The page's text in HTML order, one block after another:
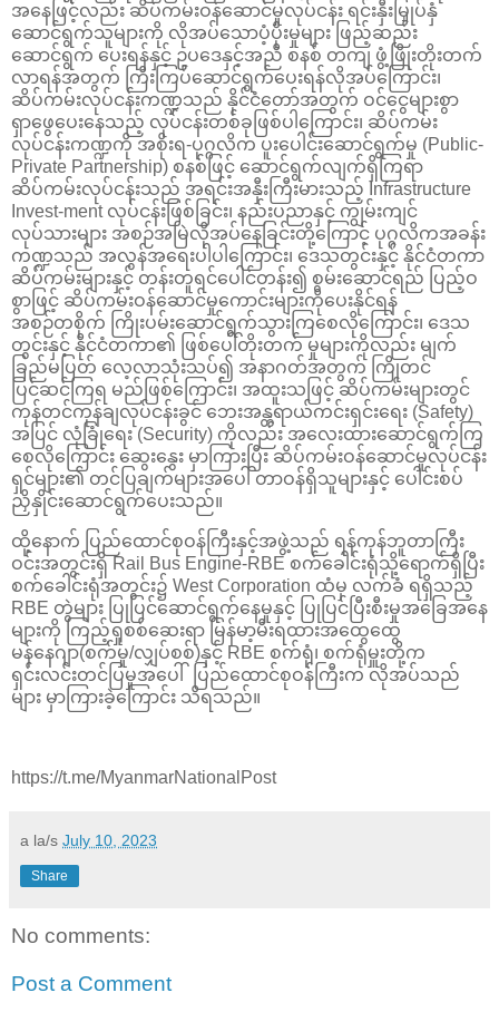
အနေဖြင့်လည်း ဆိပ်ကမ်းဝန်ဆောင်မှုလုပ်ငန်း ရင်းနှီးမြှုပ်နှံ
ဆောင်ရွက်သူများကို လိုအပ်သောပံ့ပိုးမှုများ ဖြည့်ဆည်း
ဆောင်ရွက် ပေးရန်နှင့် ဥပဒေနှင့်အညီ စနစ် တကျ ဖွံ့ဖြိုးတိုးတက်
လာရန်အတွက် ကြီးကြပ်ဆောင်ရွက်ပေးရန်လိုအပ်ကြောင်း၊
ဆိပ်ကမ်းလုပ်ငန်းကဏ္ဍသည် နိုင်ငံတော်အတွက် ဝင်ငွေများစွာ
ရှာဖွေပေးနေသည့် လုပ်ငန်းတစ်ခုဖြစ်ပါကြောင်း၊ ဆိပ်ကမ်း
လုပ်ငန်းကဏ္ဍကို အစိုးရ-ပုဂ္ဂလိက ပူးပေါင်းဆောင်ရွက်မှု (Public-
Private Partnership) စနစ်ဖြင့် ဆောင်ရွက်လျက်ရှိကြရာ
ဆိပ်ကမ်းလုပ်ငန်းသည် အရင်းအနှီးကြီးမားသည့် Infrastructure
Invest-ment လုပ်ငန်းဖြစ်ခြင်း၊ နည်းပညာနှင့် ကျွမ်းကျင်
လုပ်သားများ အစဉ်အမြဲလိုအပ်နေခြင်းတို့ကြောင့် ပုဂ္ဂလိကအခန်း
ကဏ္ဍသည် အလွန်အရေးပါပါကြောင်း၊ ဒေသတွင်းနှင့် နိုင်ငံတကာ
ဆိပ်ကမ်းများနှင့် တန်းတူရင်ပေါင်တန်း၍ စွမ်းဆောင်ရည် ပြည့်ဝ
စွာဖြင့် ဆိပ်ကမ်းဝန်ဆောင်မှုကောင်းများကိုပေးနိုင်ရန်
အစဉ်တစိုက် ကြိုးပမ်းဆောင်ရွက်သွားကြစေလိုကြောင်း၊ ဒေသ
တွင်းနှင့် နိုင်ငံတကာ၏ ဖြစ်ပေါ်တိုးတက် မှုများကိုလည်း မျက်
ခြည်မပြတ် လေ့လာသုံးသပ်၍ အနာဂတ်အတွက် ကြိုတင်
ပြင်ဆင်ကြရ မည်ဖြစ်ကြောင်း၊ အထူးသဖြင့် ဆိပ်ကမ်းများတွင်
ကုန်တင်ကုန်ချလုပ်ငန်းခွင် ဘေးအန္တရာယ်ကင်းရှင်းရေး (Safety)
အပြင် လုံခြုံရေး (Security) ကိုလည်း အလေးထားဆောင်ရွက်ကြ
စေလိုကြောင်း ဆွေးနွေး မှာကြားပြီး ဆိပ်ကမ်းဝန်ဆောင်မှုလုပ်ငန်း
ရှင်များ၏ တင်ပြချက်များအပေါ် တာဝန်ရှိသူများနှင့် ပေါင်းစပ်
ညှိနှိုင်းဆောင်ရွက်ပေးသည်။
ထို့နောက် ပြည်ထောင်စုဝန်ကြီးနှင့်အဖွဲ့သည် ရန်ကုန်ဘူတာကြီး
ဝင်းအတွင်းရှိ Rail Bus Engine-RBE စက်ခေါင်းရုံသို့ရောက်ရှိပြီး
စက်ခေါင်းရုံအတွင်း၌ West Corporation ထံမှ လက်ခံ ရရှိသည့်
RBE တွဲများ ပြုပြင်ဆောင်ရွက်နေမှုနှင့် ပြုပြင်ပြီးစီးမှုအခြေအနေ
များကို ကြည့်ရှုစစ်ဆေးရာ မြန်မာ့မီးရထားအထွေထွေ
မန်နေဂျာ(စက်မှု/လျှပ်စစ်)နှင့် RBE စက်ရုံ၊ စက်ရုံမှူးတို့က
ရှင်းလင်းတင်ပြမှုအပေါ် ပြည်ထောင်စုဝန်ကြီးက လိုအပ်သည်
များ မှာကြားခဲ့ကြောင်း သိရသည်။
https://t.me/MyanmarNationalPost
a la/s July 10, 2023
Share
No comments:
Post a Comment